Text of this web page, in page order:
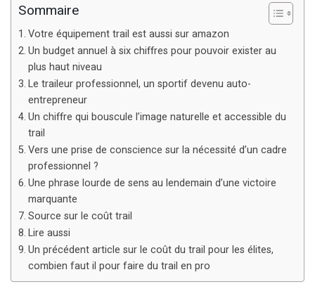
Sommaire
Votre équipement trail est aussi sur amazon
Un budget annuel à six chiffres pour pouvoir exister au
plus haut niveau
Le traileur professionnel, un sportif devenu auto-
entrepreneur
Un chiffre qui bouscule l’image naturelle et accessible du
trail
Vers une prise de conscience sur la nécessité d’un cadre
professionnel ?
Une phrase lourde de sens au lendemain d’une victoire
marquante
Source sur le coût trail
Lire aussi
Un précédent article sur le coût du trail pour les élites,
combien faut il pour faire du trail en pro